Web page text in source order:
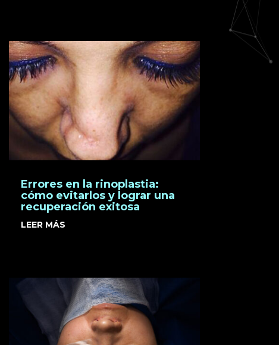
Errores en la rinoplastia:
cómo evitarlos y lograr una
recuperación exitosa
LEER MÁS